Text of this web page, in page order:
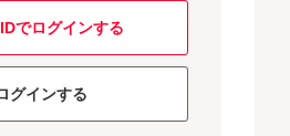
でログインする
グインする